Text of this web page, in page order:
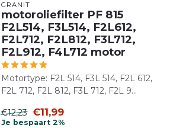
GRANIT
motoroliefilter PF 815
F2L514, F3L514, F2L612,
F2L712, F2L812, F3L712,
F2L912, F4L712 motor
Motortype: F2L 514, F3L 514, F2L 612,
F2L 712, F2L 812, F3L 712, F2L 9...
€12,23 €11,99
Je bespaart 2%